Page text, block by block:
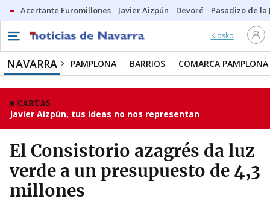
Acertante Euromillones Javier Aizpún Devoré Pasadizo de la
Kiosko
NAVARRA PAMPLONA BARRIOS COMARCA PAMPLONA
CARTAS
Javier Aizpún, tus ideas no nos representan
El Consistorio azagrés da luz
verde a un presupuesto de 4,3
millones